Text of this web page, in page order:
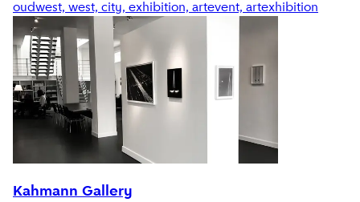
oudwest, west, city, exhibition, artevent, artexhibition
Kahmann Gallery